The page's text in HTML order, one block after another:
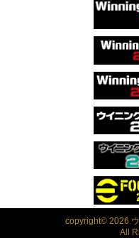
copyright© 2026
All